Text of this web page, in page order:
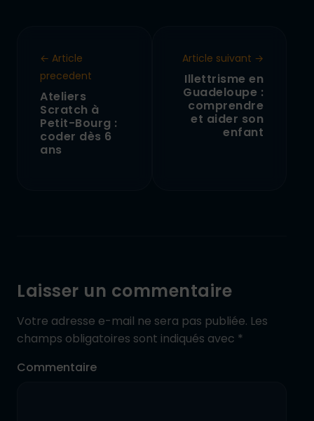
← Article
precedent
Ateliers
Scratch à
Petit-Bourg :
coder dès 6
ans
Article suivant →
Illettrisme en
Guadeloupe :
comprendre
et aider son
enfant
Laisser un commentaire
Votre adresse e-mail ne sera pas publiée. Les
champs obligatoires sont indiqués avec *
Commentaire